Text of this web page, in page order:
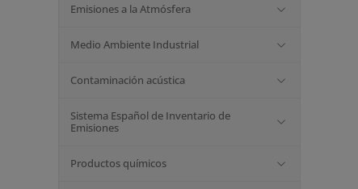
Emisiones a la Atmósfera
Medio Ambiente Industrial
Contaminación acústica
Sistema Español de Inventario de
Emisiones
Productos químicos